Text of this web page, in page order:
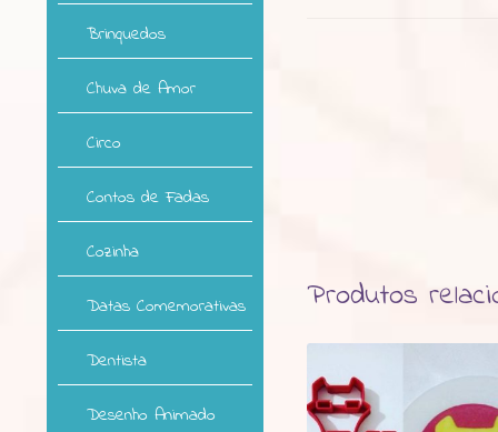
Produtos
Brinquedos
Chuva de Amor
Circo
Contos de Fadas
Cozinha
Datas Comemorativas
Dentista
Desenho Animado